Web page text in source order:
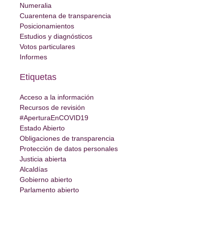
Numeralia
Cuarentena de transparencia
Posicionamientos
Estudios y diagnósticos
Votos particulares
Informes
Etiquetas
Acceso a la información
Recursos de revisión
#AperturaEnCOVID19
Estado Abierto
Obligaciones de transparencia
Protección de datos personales
Justicia abierta
Alcaldías
Gobierno abierto
Parlamento abierto